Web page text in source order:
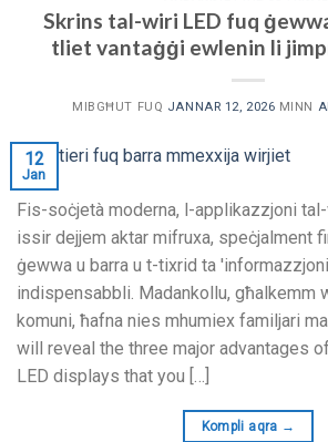
Skrins tal-wiri LED fuq
tliet vantaġġi ewlenin li
MIBGĦUT FUQ JANNAR 12, 2026 MINN
12
Jan
Fis-soċjetà moderna, l-applikazzjoni
issir dejjem aktar mifruxa, speċjalment
ġewwa u barra u t-tixrid ta
indispensabbli. Madankollu, għalkemm
komuni, ħafna nies mhumiex familjari
will reveal the three major advantages
LED displays that you […]
Kompli aqra →